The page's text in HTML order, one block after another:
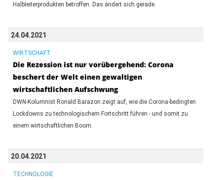
Halbleiterprodukten betroffen. Das ändert sich gerade.
24.04.2021
WIRTSCHAFT
Die Rezession ist nur vorübergehend: Corona
beschert der Welt einen gewaltigen
wirtschaftlichen Aufschwung
DWN-Kolumnist Ronald Barazon zeigt auf, wie die Corona-bedingten
Lockdowns zu technologischem Fortschritt führen - und somit zu
einem wirtschaftlichen Boom.
20.04.2021
TECHNOLOGIE